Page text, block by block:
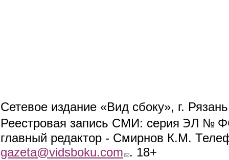
Сетевое издание «Вид сбоку», г.
Реестровая запись СМИ: серия ЭЛ №
главный редактор - Смирнов К.М.
gazeta@vidsboku.com (link sends e-mail)
. 18+